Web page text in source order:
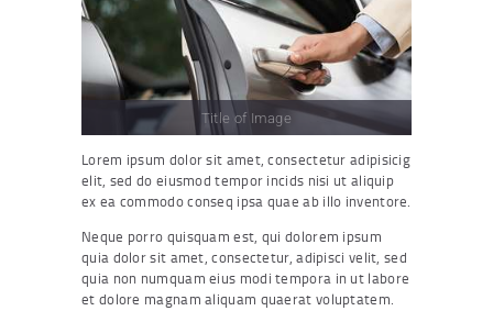
Title of Image
Lorem ipsum dolor sit amet, consectetur adipisicig
elit, sed do eiusmod tempor incids nisi ut aliquip
ex ea commodo conseq ipsa quae ab illo inventore.
Neque porro quisquam est, qui dolorem ipsum
quia dolor sit amet, consectetur, adipisci velit, sed
quia non numquam eius modi tempora in ut labore
et dolore magnam aliquam quaerat voluptatem.